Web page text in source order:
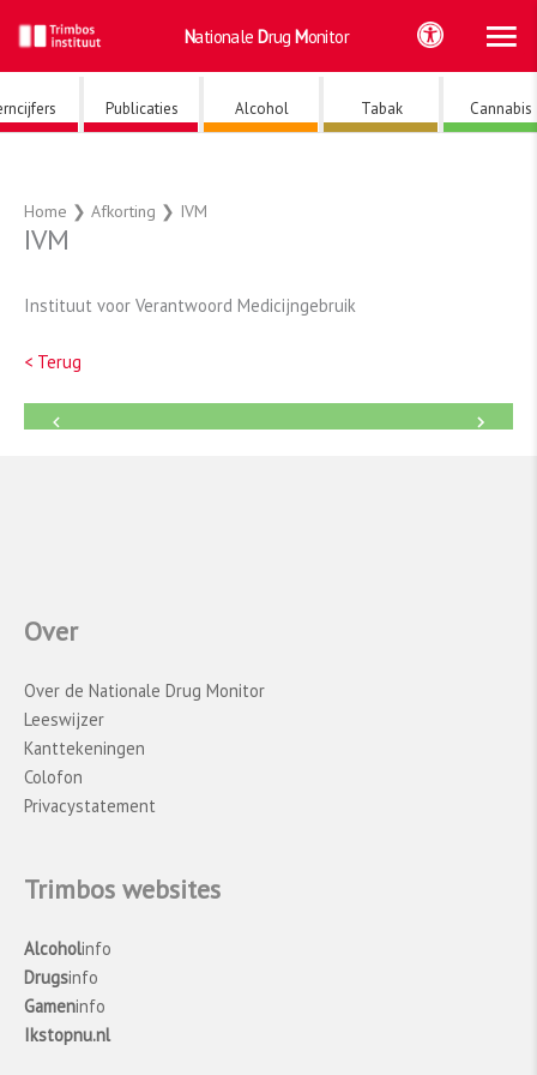
naar
de
inhoud
Nationale Drug Monitor
Publicaties Alcohol Tabak Cannabis
Home ❯ Afkorting ❯ IVM
IVM
Instituut voor Verantwoord Medicijngebruik
< Terug
→
←
Over
Over de Nationale Drug Monitor
Leeswijzer
Kanttekeningen
Colofon
Privacystatement
Trimbos websites
Alcoholinfo
Drugsinfo
Gameninfo
Ikstopnu.nl